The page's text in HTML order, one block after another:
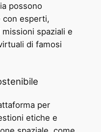
possono
con esperti,
spaziali e
di famosi
per
etiche e